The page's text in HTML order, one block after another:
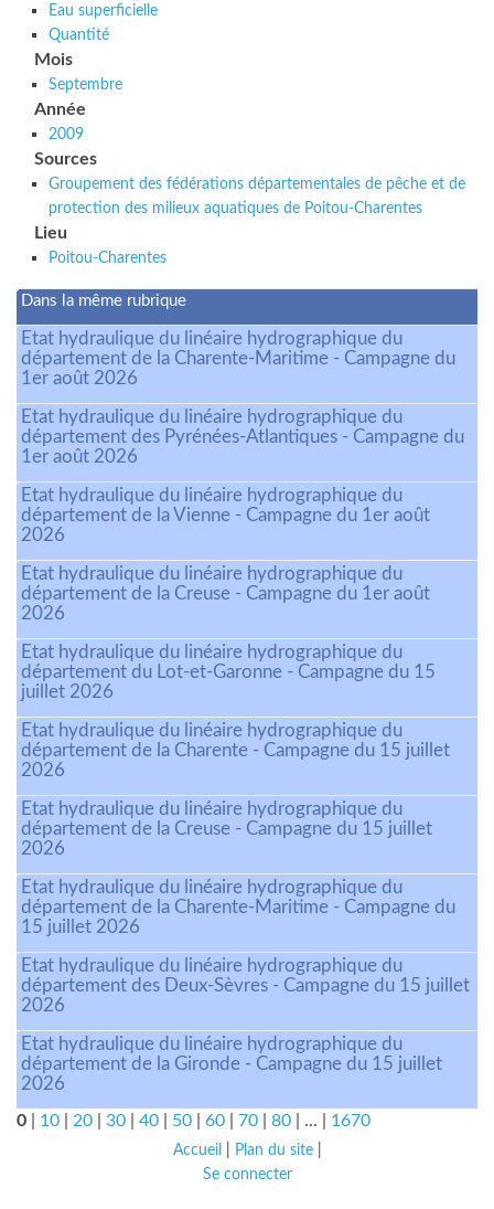
Eau superficielle
Quantité
Mois
Septembre
Année
2009
Sources
Groupement des fédérations départementales de pêche et de
protection des milieux aquatiques de Poitou-Charentes
Lieu
Poitou-Charentes
Dans la même rubrique
Etat hydraulique du linéaire hydrographique du
département de la Charente-Maritime - Campagne du
1er août 2026
Etat hydraulique du linéaire hydrographique du
département des Pyrénées-Atlantiques - Campagne du
1er août 2026
Etat hydraulique du linéaire hydrographique du
département de la Vienne - Campagne du 1er août
2026
Etat hydraulique du linéaire hydrographique du
département de la Creuse - Campagne du 1er août
2026
Etat hydraulique du linéaire hydrographique du
département du Lot-et-Garonne - Campagne du 15
juillet 2026
Etat hydraulique du linéaire hydrographique du
département de la Charente - Campagne du 15 juillet
2026
Etat hydraulique du linéaire hydrographique du
département de la Creuse - Campagne du 15 juillet
2026
Etat hydraulique du linéaire hydrographique du
département de la Charente-Maritime - Campagne du
15 juillet 2026
Etat hydraulique du linéaire hydrographique du
département des Deux-Sèvres - Campagne du 15 juillet
2026
Etat hydraulique du linéaire hydrographique du
département de la Gironde - Campagne du 15 juillet
2026
0 10 20 30 40 50 60 70 80 ... 1670
Accueil Plan du site|
Se connecter